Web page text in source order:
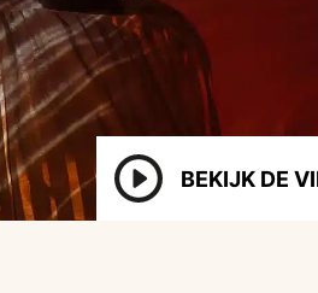
BEKIJK DE